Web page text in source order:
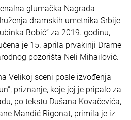
glumačka Nagrada
dramskih umetnika Srbije -
Bobić“ za 2019. godinu,
je 15. aprila prvakinji Drame
pozorišta Neli Mihailović.
Velikoj sceni posle izvođenja
priznanje, koje joj je pripalo za
po tekstu Dušana Kovačevića,
Mandić Rigonat, primila je iz